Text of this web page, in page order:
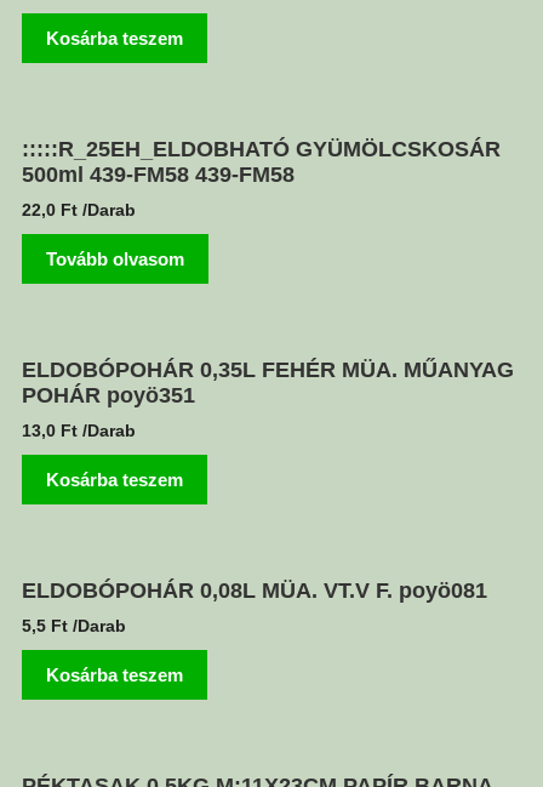
Kosárba teszem
:::::R_25EH_ELDOBHATÓ GYÜMÖLCSKOSÁR
500ml 439-FM58 439-FM58
22,0 Ft /Darab
Tovább olvasom
ELDOBÓPOHÁR 0,35L FEHÉR MÜA. MŰANYAG
POHÁR poyö351
13,0 Ft /Darab
Kosárba teszem
ELDOBÓPOHÁR 0,08L MÜA. VT.V F. poyö081
5,5 Ft /Darab
Kosárba teszem